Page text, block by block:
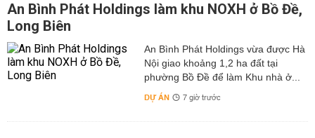
An Bình Phát Holdings làm khu NOXH ở Bồ Đề,
Long Biên
An Bình Phát Holdings vừa được Hà
Nội giao khoảng 1,2 ha đất tại
phường Bồ Đề để làm Khu nhà ở...
DỰ ÁN 7 giờ trước